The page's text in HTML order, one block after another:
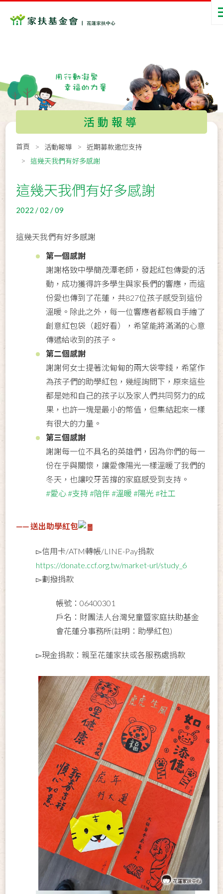
活動報導
首頁 活動報導
近期募款邀您支持
這幾天我們有好多感謝
這幾天我們有好多感謝
2022 / 02 / 09
這幾天我們有好多感謝
第一個感謝
謝謝格致中學簡茂潭老師，發起紅包傳愛的活
動，成功獲得許多學生與家長們的響應，而這
份愛也傳到了花蓮，共827位孩子感受到這份
溫暖。除此之外，每一位響應者都親自手繪了
創意紅包袋（超好看），希望能將滿滿的心意
傳遞給收到的孩子。
第二個感謝
謝謝何女士提著沈甸甸的兩大袋零錢，希望作
為孩子們的助學紅包，幾經詢問下，原來這些
都是她和自己的孩子以及家人們共同努力的成
果，也許一塊是最小的幣值，但集結起來一樣
有很大的力量。
第三個感謝
謝謝每一位不具名的英雄們，因為你們的每一
份在乎與關懷，讓愛像陽光一樣溫暖了我們的
冬天，也讓咬牙苦撐的家庭感受到支持。
#愛心#支持#陪伴 #溫暖#陽光 #社工
—— 送出助學紅包
▻信用卡/ATM轉帳/LINE-Pay捐款
https://donate.ccf.org.tw/market-url/study_6
▻劃撥捐款
帳號：06400301
戶名：財團法人台灣兒童暨家庭扶助基金
會花蓮分事務所(註明：助學紅包)
▻現金捐款：親至花蓮家扶或各服務處捐款